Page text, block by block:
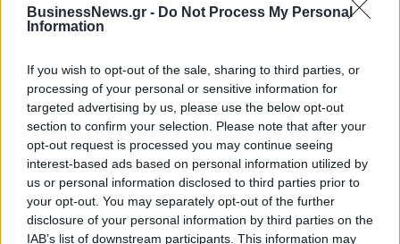
BusinessNews.gr - Do Not Process My Personal
Information
If you wish to opt-out of the sale, sharing to third parties, or
processing of your personal or sensitive information for
targeted advertising by us, please use the below opt-out
section to confirm your selection. Please note that after your
opt-out request is processed you may continue seeing
interest-based ads based on personal information utilized by
us or personal information disclosed to third parties prior to
your opt-out. You may separately opt-out of the further
disclosure of your personal information by third parties on the
IAB’s list of downstream participants. This information may
ΔΗΜΟΦΙΛΗ
Εξαγωγές: Η Ελλάδα κερδίζει τους Ευρωπαίους
ανταγωνιστές – Άνοδος μεριδίων σε 9 από 11